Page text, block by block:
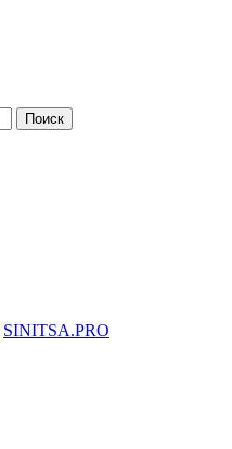
SINITSA.PRO